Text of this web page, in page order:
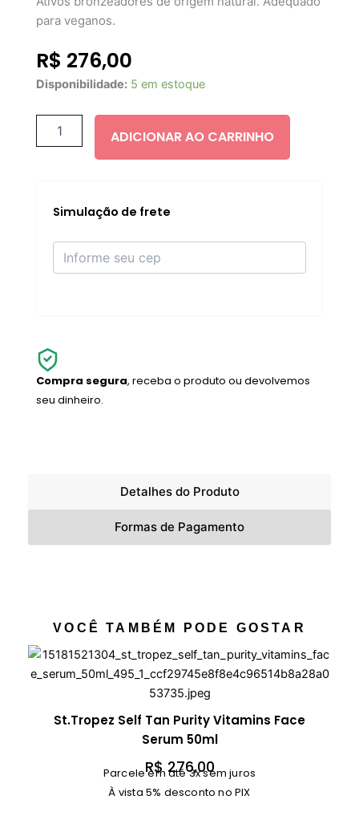
para veganos.
R$ 276,00
Disponibilidade: 5 em estoque
St.
Self
Purity
quantidade
ADICIONAR AO CARRINHO
Simulação de frete
Compra segura, receba o produto ou devolvemos
seu dinheiro.
Detalhes do Produto
Formas de Pagamento
VOCÊ TAMBÉM PODE GOSTAR
St.Tropez Self Tan Purity Vitamins Face
Serum 50ml
R$276,00
Parcele em até 3x sem juros
À vista 5% desconto no PIX